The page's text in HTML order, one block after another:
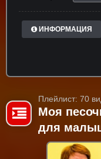
ИНФОРМАЦИЯ
Плейлист: 70
Моя
для